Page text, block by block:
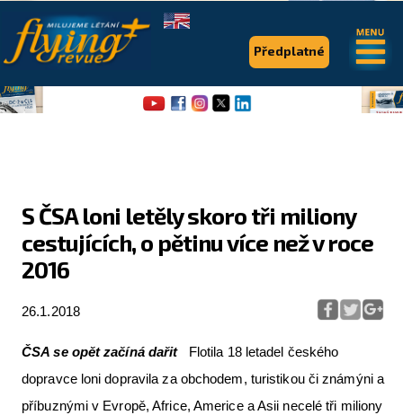
S ČSA loni letěly skoro tři miliony
cestujících, o pětinu více než v roce
2016
26.1.2018
ČSA se opět začíná dařitFlotila 18 letadel českého
dopravce loni dopravila za obchodem, turistikou či známýni a
příbuznými v Evropě, Africe, Americe a Asii necelé tři miliony
Předplatné
.
Flying Revue
Pro piloty
Série & speciály